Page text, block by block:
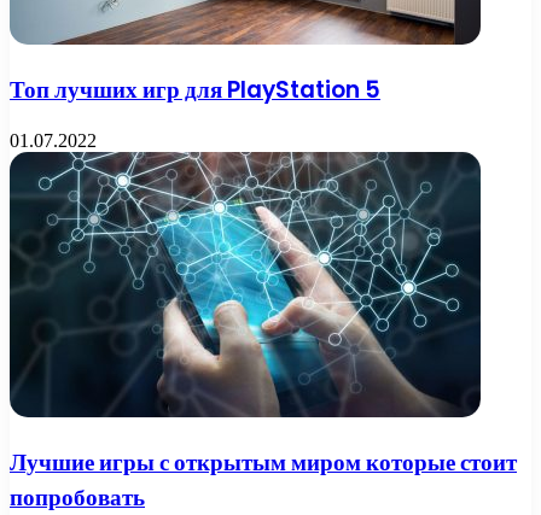
Топ лучших игр для PlayStation 5
01.07.2022
Лучшие игры с открытым миром которые стоит
попробовать